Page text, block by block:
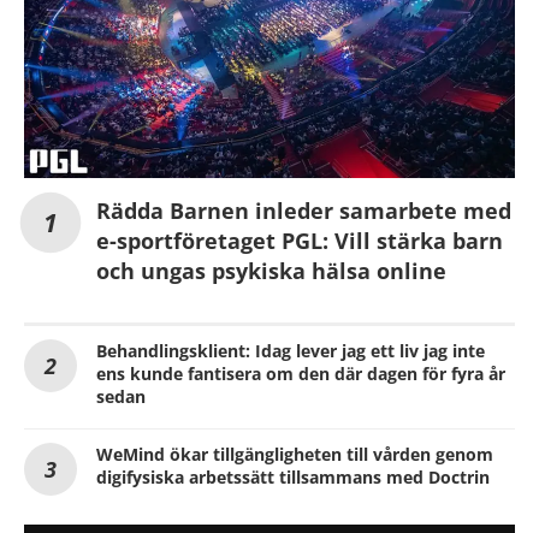
Rädda Barnen inleder samarbete med
e-sportföretaget PGL: Vill stärka barn
och ungas psykiska hälsa online
Behandlingsklient: Idag lever jag ett liv jag inte
ens kunde fantisera om den där dagen för fyra år
sedan
WeMind ökar tillgängligheten till vården genom
digifysiska arbetssätt tillsammans med Doctrin